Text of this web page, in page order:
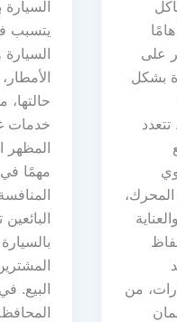
على
بشكل
من
يتسبب
خدمات
المظهر
مهمًا
البيع.